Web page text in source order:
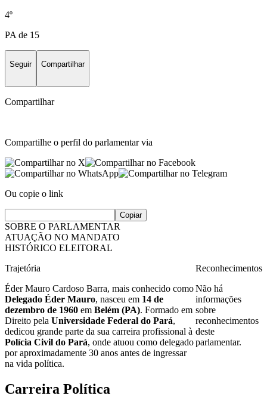
4º
PA de 15
Seguir Compartilhar
Compartilhar
Compartilhe o perfil do parlamentar via
Ou copie o link
Copiar
SOBRE O PARLAMENTAR
ATUAÇÃO NO MANDATO
HISTÓRICO ELEITORAL
Trajetória
Éder Mauro Cardoso Barra, mais conhecido como
Delegado Éder Mauro, nasceu em 14 de
dezembro de 1960 em Belém (PA). Formado em
Direito pela Universidade Federal do Pará,
dedicou grande parte da sua carreira profissional à
Polícia Civil do Pará, onde atuou como delegado
por aproximadamente 30 anos antes de ingressar
na vida política.
Carreira Política
Reconhecimentos
Não há
informações
sobre
reconhecimentos
deste
parlamentar.